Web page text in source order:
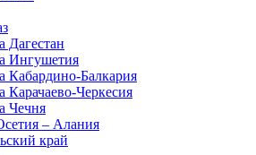
Дагестан
Ингушетия
Кабардино-Балкария
Карачаево-Черкесия
Чечня
– Алания
край